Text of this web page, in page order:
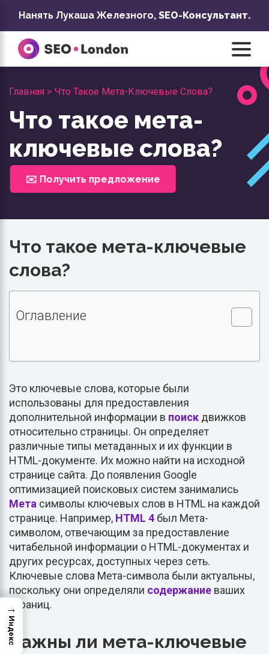
содержанию
Нанять Лукаша Железного, SEO-Консультант.
Главная > Что Такое Мета-Ключевые Слова?
Что такое мета-
ключевые слова?
✉️ Получить предложение
Что такое мета-ключевые
слова?
Оглавление
Это ключевые слова, которые были
использованы для предоставления
дополнительной информации в поиск движков
относительно страницы. Он определяет
различные типы метаданных и их функции в
HTML-документе. Их можно найти на исходной
странице сайта. До появления Google
оптимизацией поисковых систем занимались
Мета символы ключевых слов в HTML на каждой
странице. Например, HTML 4 был Мета-
символом, отвечающим за предоставление
читабельной информации о HTML-документах и
других ресурсах, доступных через сеть.
Ключевые слова Мета-символа были актуальны,
поскольку они определяли содержание ваших
страниц.
Важны ли мета-ключевые
→
Индекс